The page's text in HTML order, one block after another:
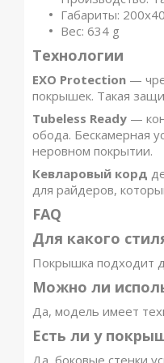
Габариты:
Вес: 634 g
Технологии
EXO Protection —
покрышек. Такая
Tubeless Ready —
обода. Бескамерная
неровном покрытии.
Кевларовый корд
для райдеров,
FAQ
Для какого
Покрышка подходит
Можно ли
Да, модель имеет
Есть ли у